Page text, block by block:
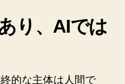
り、AIでは
的な主体は人間で